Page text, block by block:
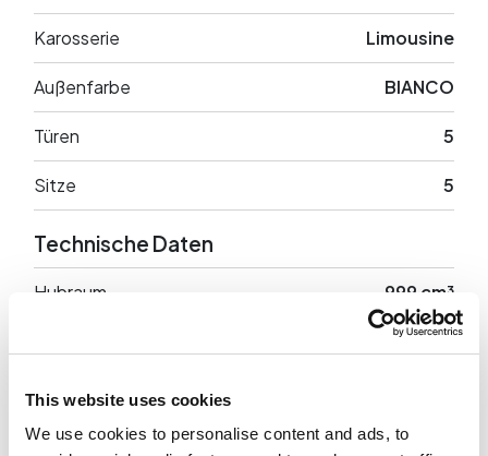
This website uses cookies
We use cookies to personalise content and ads, to
Karosserie Limousine
Außenfarbe BIANCO
Türen 5
Sitze 5
Technische Daten
Hubraum 999 cm³
80 PS
Antrieb
Leergewicht 1116 Kg